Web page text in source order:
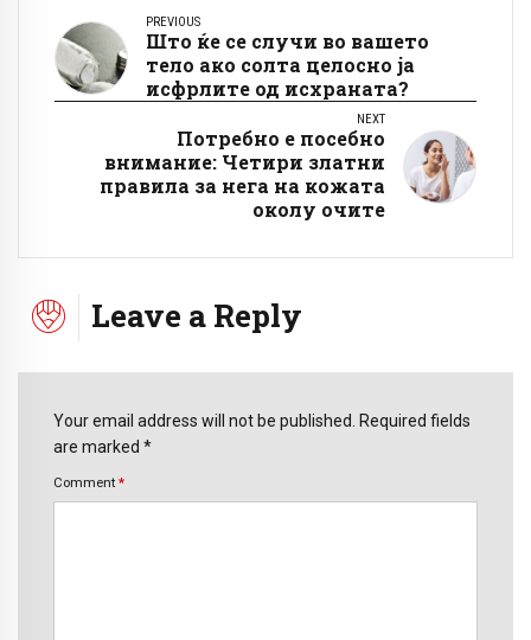
PREVIOUS
Што ќе се случи во вашето
тело ако солта целосно ја
исфрлите од исхраната?
NEXT
Потребно е посебно
внимание: Четири златни
правила за нега на кожата
околу очите
Leave a Reply
Your email address will not be published. Required fields
are marked *
Comment *